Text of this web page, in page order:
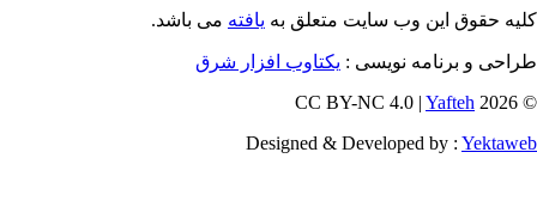
حقوق این وب سایت متعلق بهیافتهمی باشد.
و برنامه نویسی : یکتاوب افزار شرق
©
Yafteh
Designed & Developed by :